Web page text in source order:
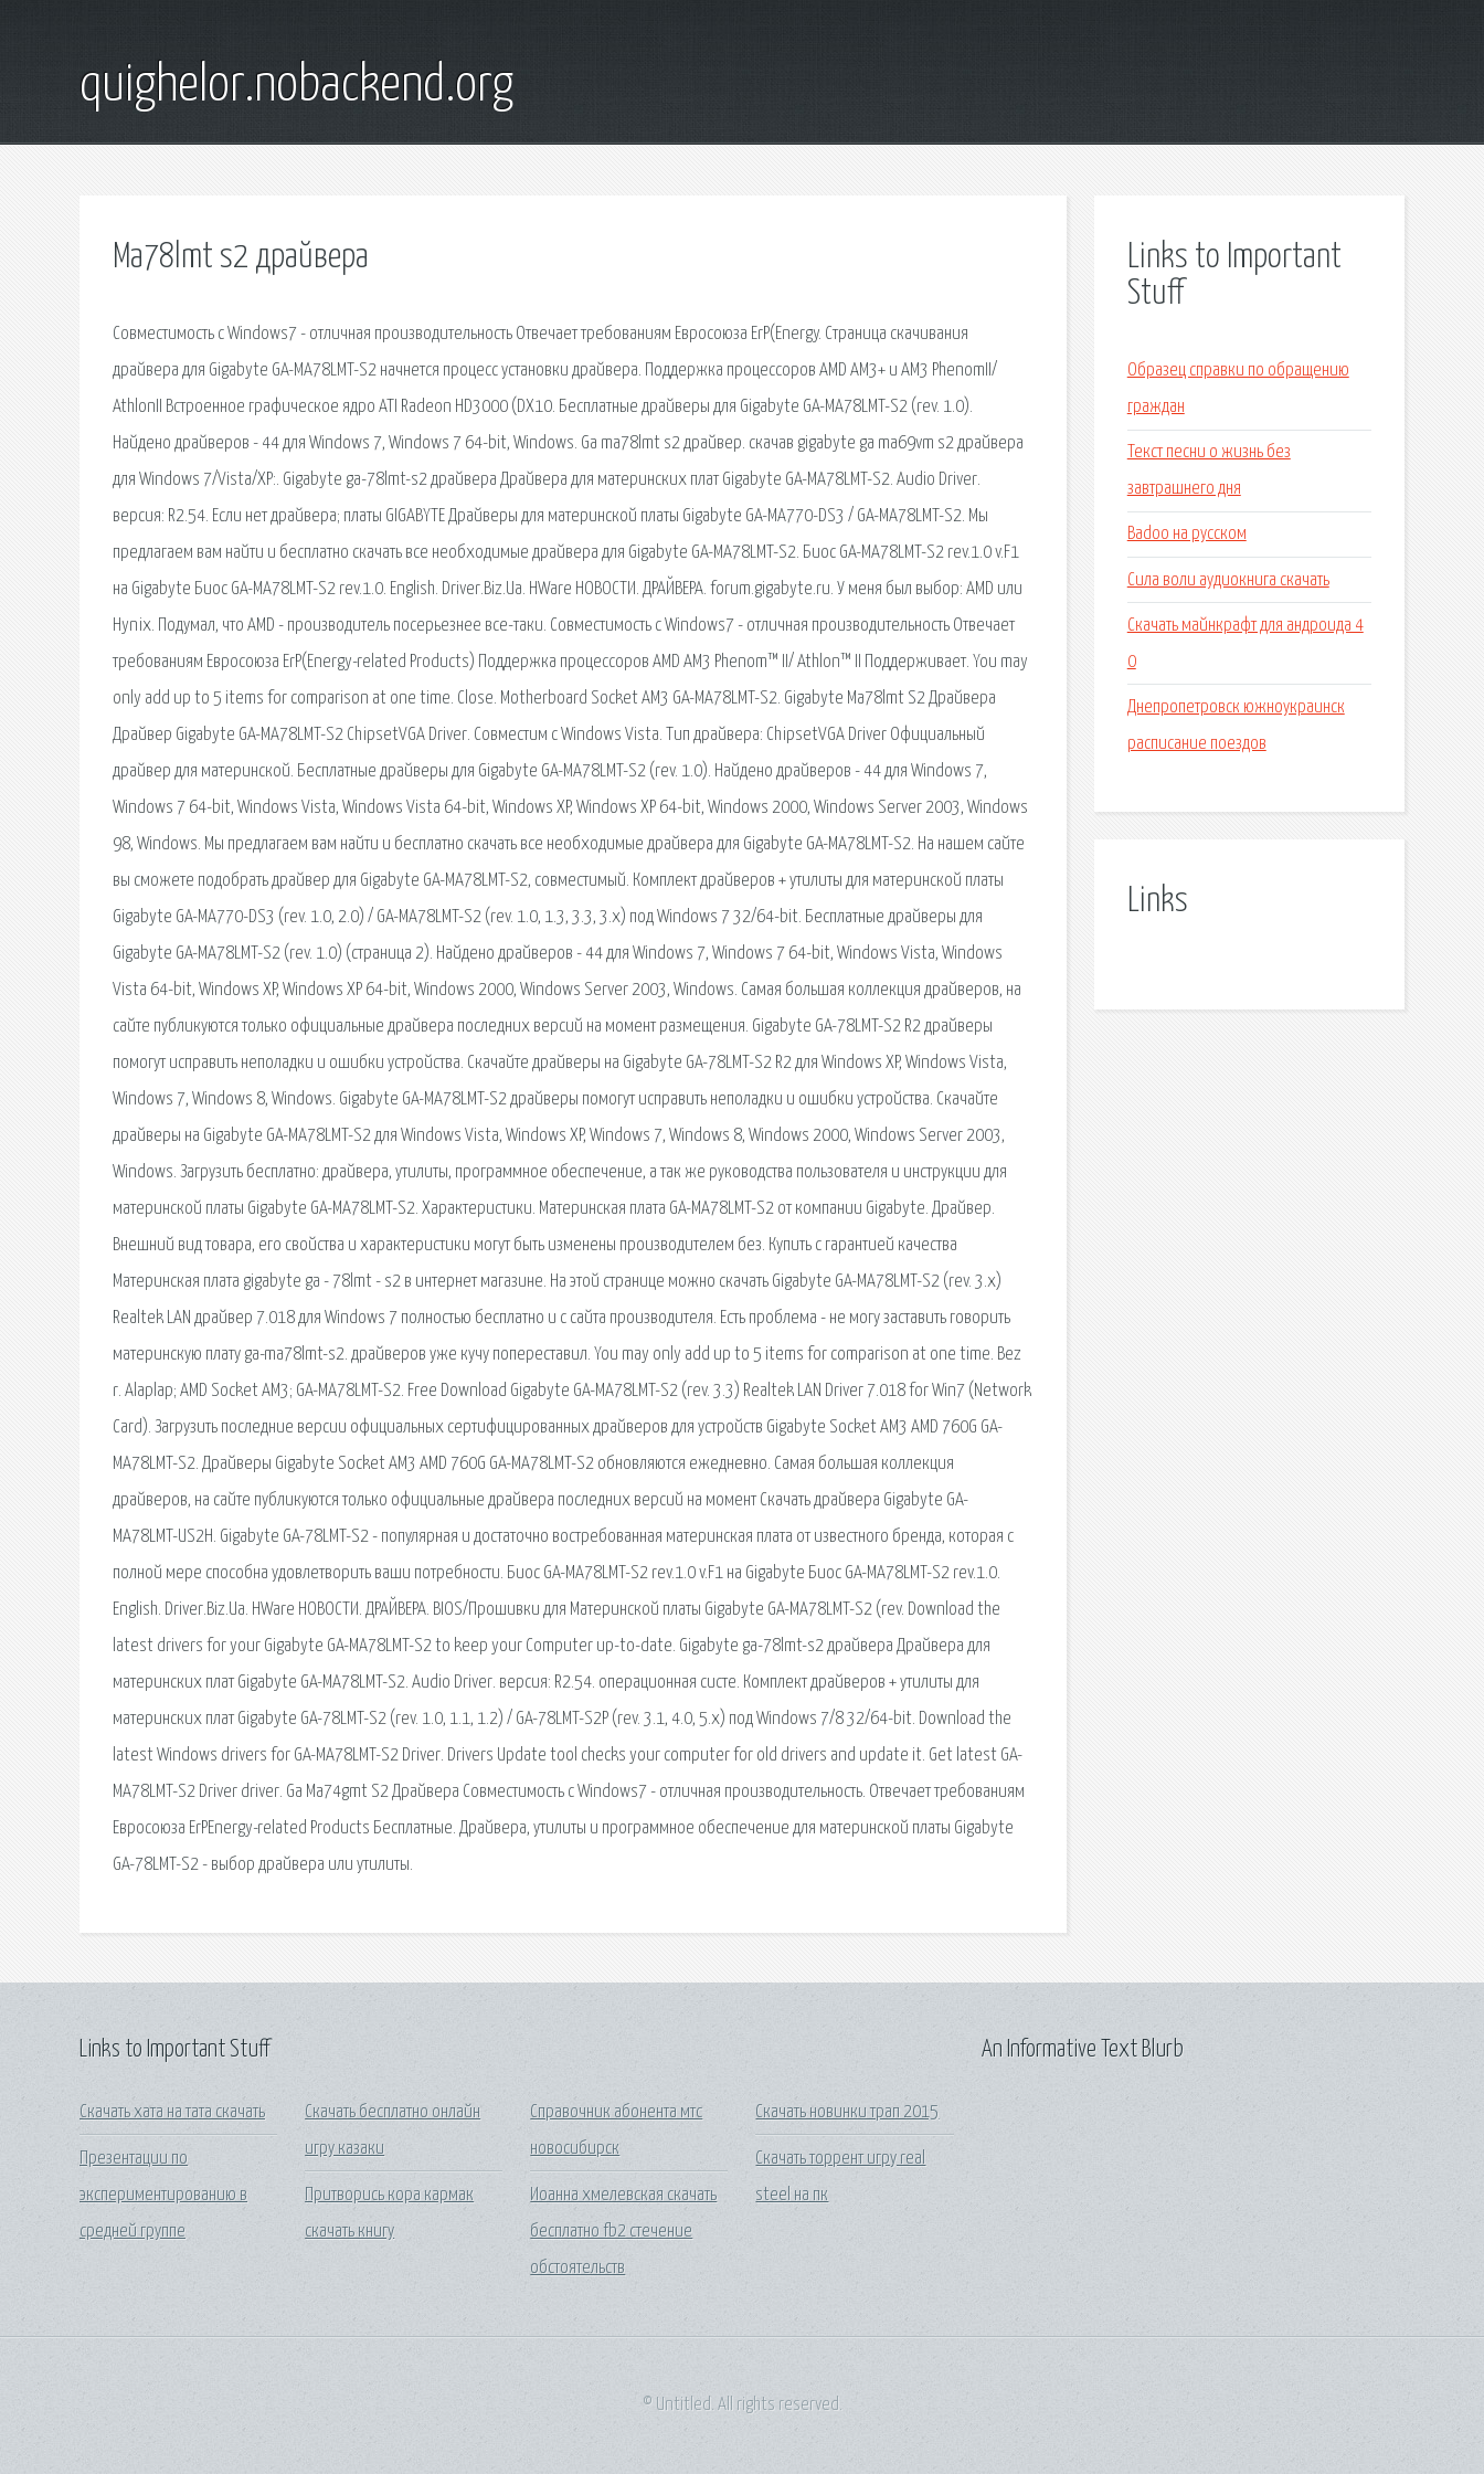
quighelor.nobackend.org
Ma78lmt s2 драйвера
Совместимость с Windows7 - отличная производительность Отвечает требованиям Евросоюза ErP(Energy. Страница скачивания
драйвера для Gigabyte GA-MA78LMT-S2 начнется процесс установки драйвера. Поддержка процессоров AMD AM3+ и AM3 PhenomII/
AthlonII Встроенное графическое ядро ATI Radeon HD3000 (DX10. Бесплатные драйверы для Gigabyte GA-MA78LMT-S2 (rev. 1.0).
Найдено драйверов - 44 для Windows 7, Windows 7 64-bit, Windows. Ga ma78lmt s2 драйвер. скачав gigabyte ga ma69vm s2 драйвера
для Windows 7/Vista/XP:. Gigabyte ga-78lmt-s2 драйвера Драйвера для материнских плат Gigabyte GA-MA78LMT-S2. Audio Driver.
версия: R2.54. Если нет драйвера; платы GIGABYTE Драйверы для материнской платы Gigabyte GA-MA770-DS3 / GA-MA78LMT-S2. Мы
предлагаем вам найти и бесплатно скачать все необходимые драйвера для Gigabyte GA-MA78LMT-S2. Биос GA-MA78LMT-S2 rev.1.0 v.F1
на Gigabyte Биос GA-MA78LMT-S2 rev.1.0. English. Driver.Biz.Ua. HWare НОВОСТИ. ДРАЙВЕРА. forum.gigabyte.ru. У меня был выбор: AMD или
Hynix. Подумал, что AMD - производитель посерьезнее все-таки. Совместимость с Windows7 - отличная производительность Отвечает
требованиям Евросоюза ErP(Energy-related Products) Поддержка процессоров AMD AM3 Phenom™ II/ Athlon™ II Поддерживает. You may
only add up to 5 items for comparison at one time. Close. Motherboard Socket AM3 GA-MA78LMT-S2. Gigabyte Ma78lmt S2 Драйвера
Драйвер Gigabyte GA-MA78LMT-S2 ChipsetVGA Driver. Совместим с Windows Vista. Тип драйвера: ChipsetVGA Driver Официальный
драйвер для материнской. Бесплатные драйверы для Gigabyte GA-MA78LMT-S2 (rev. 1.0). Найдено драйверов - 44 для Windows 7,
Windows 7 64-bit, Windows Vista, Windows Vista 64-bit, Windows XP, Windows XP 64-bit, Windows 2000, Windows Server 2003, Windows
98, Windows. Мы предлагаем вам найти и бесплатно скачать все необходимые драйвера для Gigabyte GA-MA78LMT-S2. На нашем сайте
вы сможете подобрать драйвер для Gigabyte GA-MA78LMT-S2, совместимый. Комплект драйверов + утилиты для материнской платы
Gigabyte GA-MA770-DS3 (rev. 1.0, 2.0) / GA-MA78LMT-S2 (rev. 1.0, 1.3, 3.3, 3.x) под Windows 7 32/64-bit. Бесплатные драйверы для
Gigabyte GA-MA78LMT-S2 (rev. 1.0) (страница 2). Найдено драйверов - 44 для Windows 7, Windows 7 64-bit, Windows Vista, Windows
Vista 64-bit, Windows XP, Windows XP 64-bit, Windows 2000, Windows Server 2003, Windows. Самая большая коллекция драйверов, на
сайте публикуются только официальные драйвера последних версий на момент размещения. Gigabyte GA-78LMT-S2 R2 драйверы
помогут исправить неполадки и ошибки устройства. Скачайте драйверы на Gigabyte GA-78LMT-S2 R2 для Windows XP, Windows Vista,
Windows 7, Windows 8, Windows. Gigabyte GA-MA78LMT-S2 драйверы помогут исправить неполадки и ошибки устройства. Скачайте
драйверы на Gigabyte GA-MA78LMT-S2 для Windows Vista, Windows XP, Windows 7, Windows 8, Windows 2000, Windows Server 2003,
Windows. Загрузить бесплатно: драйвера, утилиты, программное обеспечение, а так же руководства пользователя и инструкции для
материнской платы Gigabyte GA-MA78LMT-S2. Характеристики. Материнская плата GA-MA78LMT-S2 от компании Gigabyte. Драйвер.
Внешний вид товара, его свойства и характеристики могут быть изменены производителем без. Купить с гарантией качества
Материнская плата gigabyte ga - 78lmt - s2 в интернет магазине. На этой странице можно скачать Gigabyte GA-MA78LMT-S2 (rev. 3.x)
Realtek LAN драйвер 7.018 для Windows 7 полностью бесплатно и с сайта производителя. Есть проблема - не могу заставить говорить
материнскую плату ga-ma78lmt-s2. драйверов уже кучу попереставил. You may only add up to 5 items for comparison at one time. Bez
r. Alaplap; AMD Socket AM3; GA-MA78LMT-S2. Free Download Gigabyte GA-MA78LMT-S2 (rev. 3.3) Realtek LAN Driver 7.018 for Win7 (Network
Card). Загрузить последние версии официальных сертифицированных драйверов для устройств Gigabyte Socket AM3 AMD 760G GA-
MA78LMT-S2. Драйверы Gigabyte Socket AM3 AMD 760G GA-MA78LMT-S2 обновляются ежедневно. Самая большая коллекция
драйверов, на сайте публикуются только официальные драйвера последних версий на момент Скачать драйвера Gigabyte GA-
MA78LMT-US2H. Gigabyte GA-78LMT-S2 - популярная и достаточно востребованная материнская плата от известного бренда, которая с
полной мере способна удовлетворить ваши потребности. Биос GA-MA78LMT-S2 rev.1.0 v.F1 на Gigabyte Биос GA-MA78LMT-S2 rev.1.0.
English. Driver.Biz.Ua. HWare НОВОСТИ. ДРАЙВЕРА. BIOS/Прошивки для Материнской платы Gigabyte GA-MA78LMT-S2 (rev. Download the
latest drivers for your Gigabyte GA-MA78LMT-S2 to keep your Computer up-to-date. Gigabyte ga-78lmt-s2 драйвера Драйвера для
материнских плат Gigabyte GA-MA78LMT-S2. Audio Driver. версия: R2.54. операционная систе. Комплект драйверов + утилиты для
материнских плат Gigabyte GA-78LMT-S2 (rev. 1.0, 1.1, 1.2) / GA-78LMT-S2P (rev. 3.1, 4.0, 5.x) под Windows 7/8 32/64-bit. Download the
latest Windows drivers for GA-MA78LMT-S2 Driver. Drivers Update tool checks your computer for old drivers and update it. Get latest GA-
MA78LMT-S2 Driver driver. Ga Ma74gmt S2 Драйвера Совместимость с Windows7 - отличная производительность. Отвечает требованиям
Евросоюза ErPEnergy-related Products Бесплатные. Драйвера, утилиты и программное обеспечение для материнской платы Gigabyte
GA-78LMT-S2 - выбор драйвера или утилиты.
Links to Important
Stuff
Образец справки по обращению
граждан
Текст песни о жизнь без
завтрашнего дня
Badoo на русском
Сила воли аудиокнига скачать
Скачать майнкрафт для андроида 4
0
Днепропетровск южноукраинск
расписание поездов
Links
Links to Important Stuff
Скачать хата на тата скачать
Презентации по
экспериментированию в
средней группе
Скачать бесплатно онлайн
игру казаки
Притворись кора кармак
скачать книгу
Справочник абонента мтс
новосибирск
Иоанна хмелевская скачать
бесплатно fb2 стечение
обстоятельств
Скачать новинки трап 2015
Скачать торрент игру real
steel на пк
An Informative Text Blurb
© Untitled. All rights reserved.